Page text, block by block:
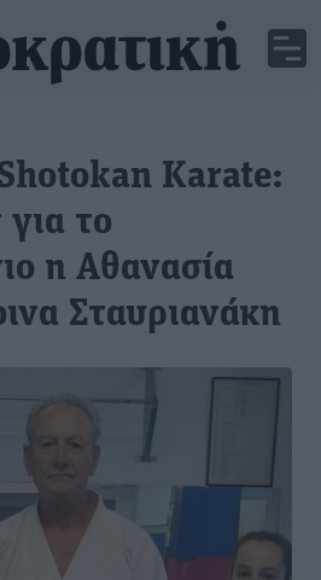
Karate:
το
η Αθανασία
Σταυριανάκη